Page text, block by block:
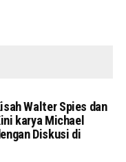
Walter Spies dan
karya Michael
Diskusi di